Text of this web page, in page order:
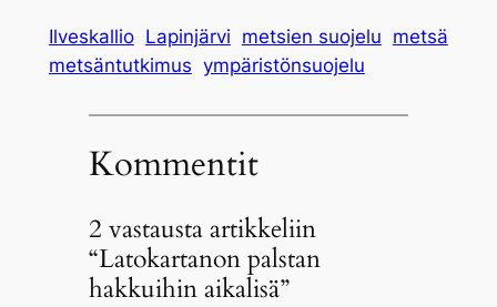
Ilveskallio Lapinjärvi metsien suojelu metsä
metsäntutkimus ympäristönsuojelu
Kommentit
2 vastausta artikkeliin
“Latokartanon palstan
hakkuihin aikalisä”